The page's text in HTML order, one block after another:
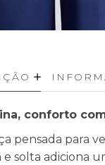
conforto
pensada para
e solta adiciona